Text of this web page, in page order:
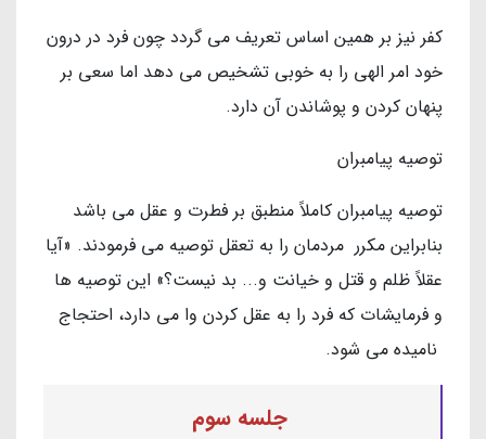
کفر نیز بر همین اساس تعریف می گردد چون فرد در درون
خود امر الهی را به خوبی تشخیص می دهد اما سعی بر
پنهان کردن و پوشاندن آن دارد.
توصیه پیامبران
توصیه پیامبران کاملاً منطبق بر فطرت و عقل می باشد
بنابراین مکرر مردمان را به تعقل توصیه می فرمودند. «آیا
عقلاً ظلم و قتل و خیانت و... بد نیست؟» این توصیه ها
و فرمایشات که فرد را به عقل کردن وا می دارد، احتجاج
نامیده می شود.
جلسه سوم